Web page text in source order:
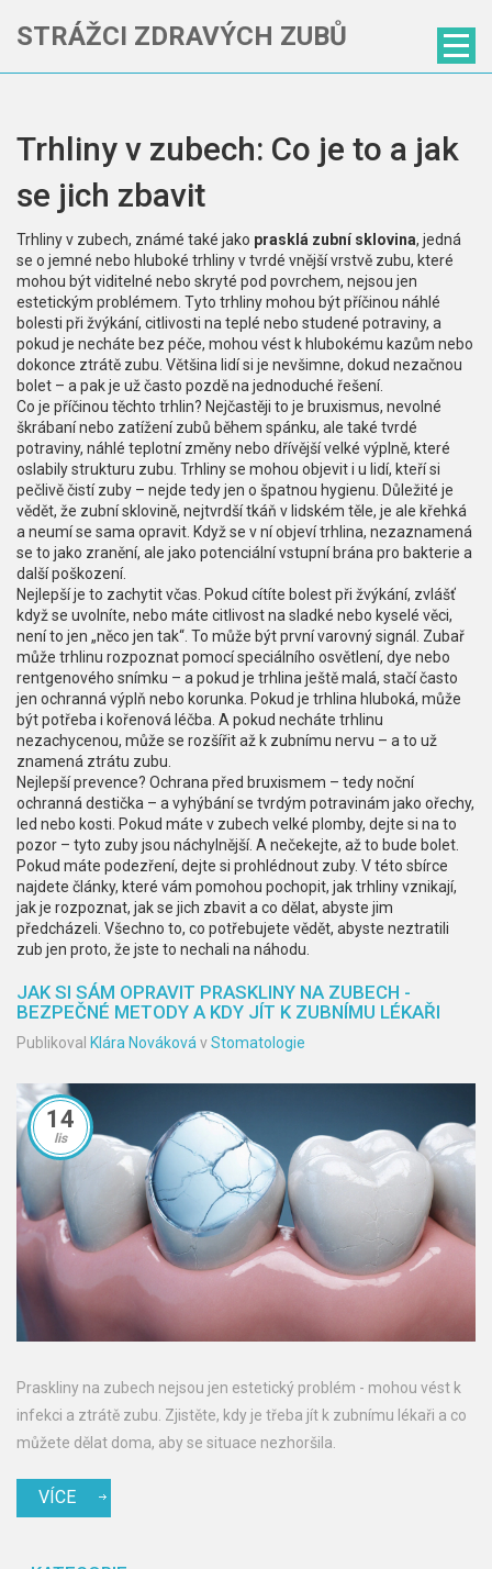
STRÁŽCI ZDRAVÝCH ZUBŮ
Trhliny v zubech: Co je to a jak
se jich zbavit
Trhliny v zubech, známé také jako prasklá zubní sklovina, jedná
se o jemné nebo hluboké trhliny v tvrdé vnější vrstvě zubu, které
mohou být viditelné nebo skryté pod povrchem, nejsou jen
estetickým problémem. Tyto trhliny mohou být příčinou náhlé
bolesti při žvýkání, citlivosti na teplé nebo studené potraviny, a
pokud je necháte bez péče, mohou vést k hlubokému kazům nebo
dokonce ztrátě zubu. Většina lidí si je nevšimne, dokud nezačnou
bolet – a pak je už často pozdě na jednoduché řešení.
Co je příčinou těchto trhlin? Nejčastěji to je bruxismus, nevolné
škrábaní nebo zatížení zubů během spánku, ale také tvrdé
potraviny, náhlé teplotní změny nebo dřívější velké výplně, které
oslabily strukturu zubu. Trhliny se mohou objevit i u lidí, kteří si
pečlivě čistí zuby – nejde tedy jen o špatnou hygienu. Důležité je
vědět, že zubní sklovině, nejtvrdší tkáň v lidském těle, je ale křehká
a neumí se sama opravit . Když se v ní objeví trhlina, nezaznamená
se to jako zranění, ale jako potenciální vstupní brána pro bakterie a
další poškození.
Nejlepší je to zachytit včas. Pokud cítíte bolest při žvýkání, zvlášť
když se uvolníte, nebo máte citlivost na sladké nebo kyselé věci,
není to jen „něco jen tak“. To může být první varovný signál. Zubař
může trhlinu rozpoznat pomocí speciálního osvětlení, dye nebo
rentgenového snímku – a pokud je trhlina ještě malá, stačí často
jen ochranná výplň nebo korunka. Pokud je trhlina hluboká, může
být potřeba i kořenová léčba. A pokud necháte trhlinu
nezachycenou, může se rozšířit až k zubnímu nervu – a to už
znamená ztrátu zubu.
Nejlepší prevence? Ochrana před bruxismem – tedy noční
ochranná destička – a vyhýbání se tvrdým potravinám jako ořechy,
led nebo kosti. Pokud máte v zubech velké plomby, dejte si na to
pozor – tyto zuby jsou náchylnější. A nečekejte, až to bude bolet.
Pokud máte podezření, dejte si prohlédnout zuby. V této sbírce
najdete články, které vám pomohou pochopit, jak trhliny vznikají,
jak je rozpoznat, jak se jich zbavit a co dělat, abyste jim
předcházeli. Všechno to, co potřebujete vědět, abyste neztratili
zub jen proto, že jste to nechali na náhodu.
JAK SI SÁM OPRAVIT PRASKLINY NA ZUBECH -
BEZPEČNÉ METODY A KDY JÍT K ZUBNÍMU LÉKAŘI
Publikoval Klára Nováková vStomatologie
14
lis
Praskliny na zubech nejsou jen estetický problém - mohou vést k
infekci a ztrátě zubu. Zjistěte, kdy je třeba jít k zubnímu lékaři a co
můžete dělat doma, aby se situace nezhoršila.
VÍCE